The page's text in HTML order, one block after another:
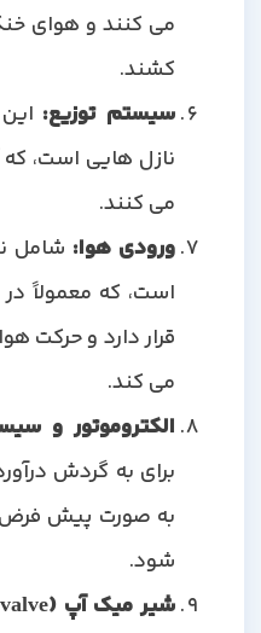
می کنند و هوای خنک
کشند.
سیستم توزیع:این
نازل هایی است، که آب
می کنند.
ورودی هوا:شامل نقطه
است، که معمولاً در
قرار دارد و حرکت هوا
می کند.
الکتروموتور و
برای به گردش
به صورت پیش فرض از
شود.
شیر میک آپ (make-up valve):